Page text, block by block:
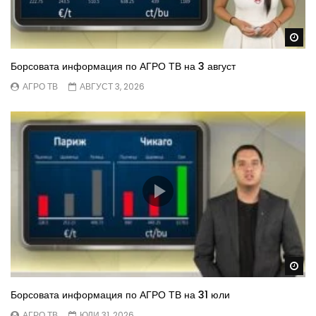
Борсовата информация по АГРО ТВ на 3 август
АГРО ТВ АВГУСТ 3, 2026
Борсовата информация по АГРО ТВ на 31 юли